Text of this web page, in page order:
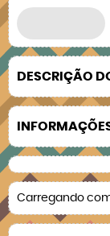
DESCRIÇÃO
Carregando